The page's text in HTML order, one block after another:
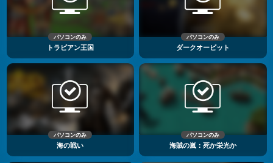
パソコンのみ
トラビアン王国
パソコンのみ
ダークオービット
パソコンのみ
海の戦い
パソコンのみ
海賊の嵐：死か栄光か